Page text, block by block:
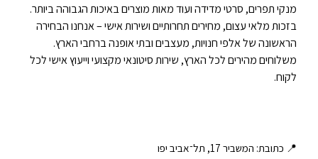
מנקי תפרים, סרטי מדידה ועוד מאות מוצרים באיכות הגבוהה ביותר.
בזכות מלאי עצום, מחירים תחרותיים ושירות אישי – אנחנו הבחירה
הראשונה של אלפי חנויות, מעצבים ובתי אופנה ברחבי הארץ.
משלוחים מהירים לכל הארץ, שירות סיטונאי מקצועי וייעוץ אישי לכל
לקוח.
📍 כתובת: המשביר 17, תל־אביב יפו